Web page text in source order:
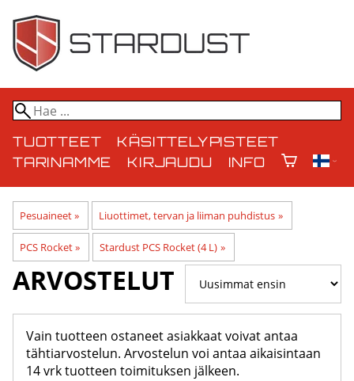
TUOTTEET
KÄSITTELYPISTEET
TARINAMME
KIRJAUDU INFO
Pesuaineet‪» Liuottimet, tervan ja liiman puhdistus ‪»
PCS Rocket‪» Stardust PCS Rocket (4 L) ‪»
ARVOSTELUT
Vain tuotteen ostaneet asiakkaat voivat antaa
tähtiarvostelun. Arvostelun voi antaa aikaisintaan
14 vrk tuotteen toimituksen jälkeen.